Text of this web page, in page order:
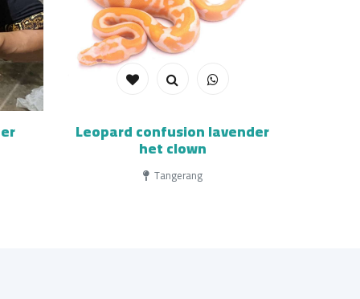
Leopard confusion lavender
het clown
Tangerang